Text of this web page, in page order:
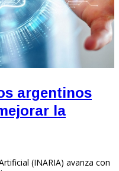
argentinos
la
(INARIA) avanza con